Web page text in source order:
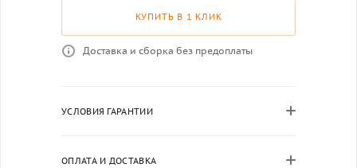
КУПИТЬ В 1 КЛИК
Доставка и сборка без предоплаты
УСЛОВИЯ ГАРАНТИИ
ОПЛАТА И ДОСТАВКА